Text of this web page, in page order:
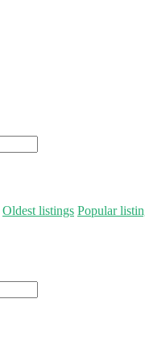
Oldest listings Popular